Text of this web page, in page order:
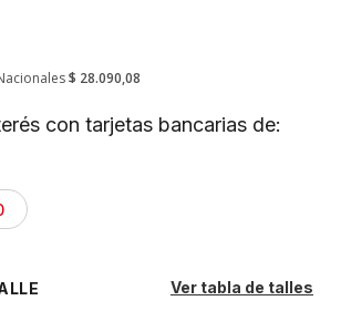
$ 28.090,08
con tarjetas bancarias de:
Ver tabla de talles